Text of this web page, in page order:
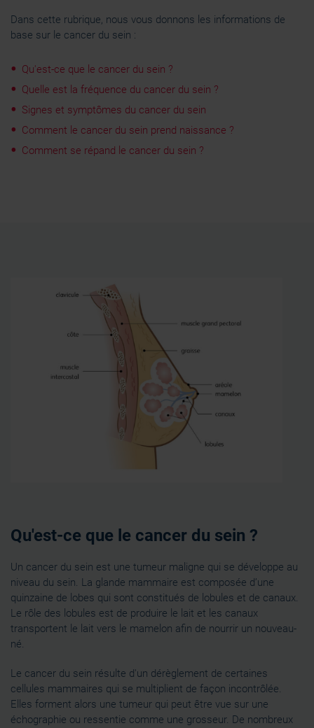
Dans cette rubrique, nous vous donnons les informations de
base sur le cancer du sein :
Qu'est-ce que le cancer du sein ?
Quelle est la fréquence du cancer du sein ?
Signes et symptômes du cancer du sein
Comment le cancer du sein prend naissance ?
Comment se répand le cancer du sein ?
Qu'est-ce que le cancer du sein ?
Un cancer du sein est une tumeur maligne qui se développe au
niveau du sein. La glande mammaire est composée d’une
quinzaine de lobes qui sont constitués de lobules et de canaux.
Le rôle des lobules est de produire le lait et les canaux
transportent le lait vers le mamelon afin de nourrir un nouveau-
né.
Le cancer du sein résulte d'un dérèglement de certaines
cellules mammaires qui se multiplient de façon incontrôlée.
Elles forment alors une tumeur qui peut être vue sur une
échographie ou ressentie comme une grosseur. De nombreux